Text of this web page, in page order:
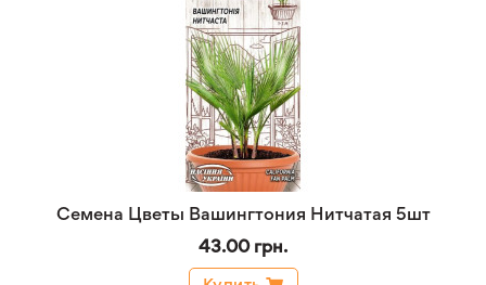
Семена Цветы Вашингтония Нитчатая 5шт
43.00 грн.